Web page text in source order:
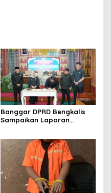
Banggar DPRD Bengkalis
Sampaikan Laporan
Pelaksanaan APBD Tahun
Anggaran 2025